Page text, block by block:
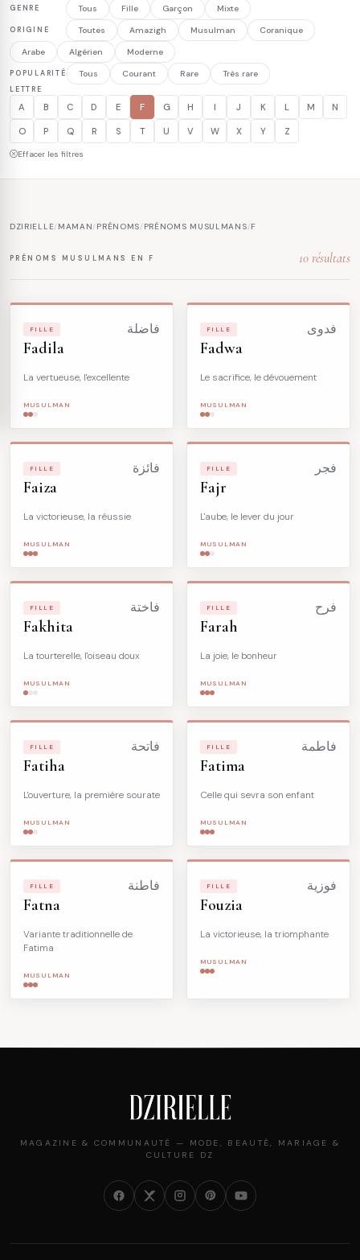
GENRE Tous Fille Garçon Mixte
ORIGINE Toutes Amazigh Musulman Coranique
Arabe Algérien Moderne
POPULARITÉ Tous Courant Rare Très rare
LETTRE
A B C D E F G H I J K L M N
O P Q R S T U V W X Y Z
Effacer les filtres
DZIRIELLE/ MAMAN/ PRÉNOMS/ PRÉNOMS MUSULMANS/F
PRÉNOMS MUSULMANS EN F 10 résultats
FILLE فاضلة
Fadila
La vertueuse, l'excellente
MUSULMAN
FILLE فدوى
Fadwa
Le sacrifice, le dévouement
MUSULMAN
FILLE فائزة
Faiza
La victorieuse, la réussie
MUSULMAN
FILLE فجر
Fajr
L'aube, le lever du jour
MUSULMAN
FILLE فاختة
Fakhita
La tourterelle, l'oiseau doux
MUSULMAN
FILLE فرح
Farah
La joie, le bonheur
MUSULMAN
FILLE فاتحة
Fatiha
L'ouverture, la première sourate
MUSULMAN
FILLE فاطمة
Fatima
Celle qui sevra son enfant
MUSULMAN
FILLE فاطنة
Fatna
Variante traditionnelle de
Fatima
MUSULMAN
FILLE فوزية
Fouzia
La victorieuse, la triomphante
MUSULMAN
MAGAZINE & COMMUNAUTÉ — MODE, BEAUTÉ, MARIAGE &
CULTURE DZ